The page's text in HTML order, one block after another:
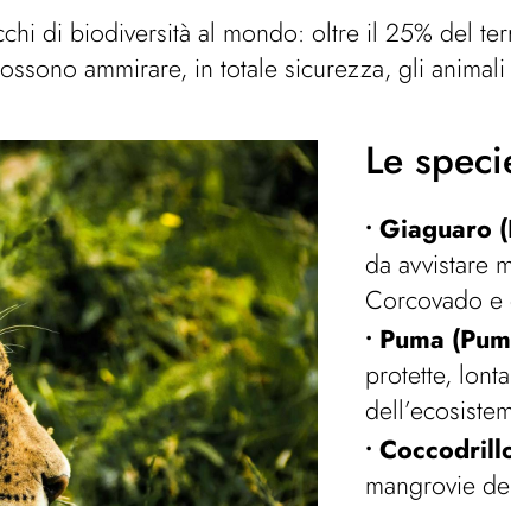
di biodiversità al mondo: oltre il 25% del
ammirare, in totale sicurezza, gli
Le
Giaguaro
da avvistare
Corcovado e
Puma
protette,
mangrovie